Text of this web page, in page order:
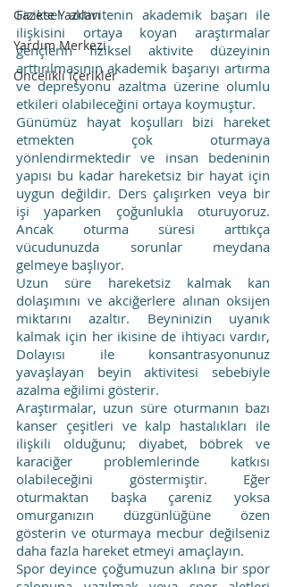
Gazete Yazıları
Yardım Merkezi
Öncelikli İçerikler
Fiziksel aktivitenin akademik başarı ile
ilişkisini ortaya koyan araştırmalar
gençlerin fiziksel aktivite düzeyinin
arttırılmasının akademik başarıyı artırma
ve depresyonu azaltma üzerine olumlu
etkileri olabileceğini ortaya koymuştur.
Günümüz hayat koşulları bizi hareket
etmekten çok oturmaya
yönlendirmektedir ve insan bedeninin
yapısı bu kadar hareketsiz bir hayat için
uygun değildir. Ders çalışırken veya bir
işi yaparken çoğunlukla oturuyoruz.
Ancak oturma süresi arttıkça
vücudunuzda sorunlar meydana
gelmeye başlıyor.
Uzun süre hareketsiz kalmak kan
dolaşımını ve akciğerlere alınan oksijen
miktarını azaltır. Beyninizin uyanık
kalmak için her ikisine de ihtiyacı vardır,
Dolayısı ile konsantrasyonunuz
yavaşlayan beyin aktivitesi sebebiyle
azalma eğilimi gösterir.
Araştırmalar, uzun süre oturmanın bazı
kanser çeşitleri ve kalp hastalıkları ile
ilişkili olduğunu; diyabet, böbrek ve
karaciğer problemlerinde katkısı
olabileceğini göstermiştir. Eğer
oturmaktan başka çareniz yoksa
omurganızın düzgünlüğüne özen
gösterin ve oturmaya mecbur değilseniz
daha fazla hareket etmeyi amaçlayın.
Spor deyince çoğumuzun aklına bir spor